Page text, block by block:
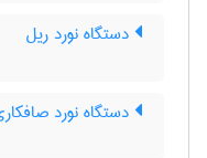
دستگاه نورد ریل
دستگاه نورد